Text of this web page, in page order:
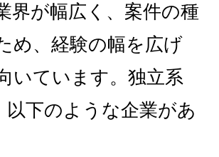
界が幅広く、案件の種
め、経験の幅を広げ
いています。独立系
以下のような企業があ